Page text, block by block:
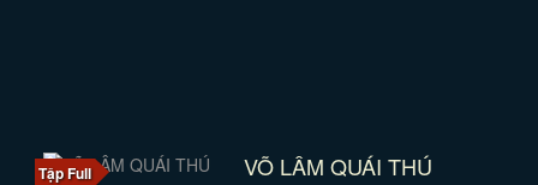
Tập Full VÕ LÂM QUÁI THÚ